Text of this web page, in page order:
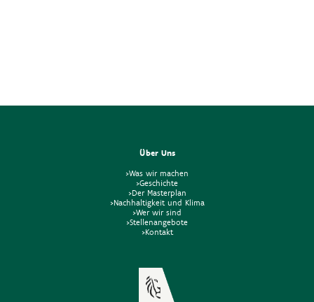
Über Uns
>Was wir machen
>Geschichte
>Der Masterplan
>Nachhaltigkeit und Klima
>Wer wir sind
>Stellenangebote
>Kontakt